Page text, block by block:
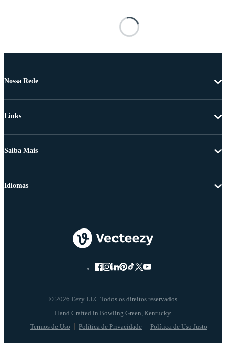
Nossa Rede
Links
Saiba Mais
© 2026 Eezy LLC Todos os direitos reservados
Termos de Uso Política de Privacidade Política de Uso Justo
Idiomas